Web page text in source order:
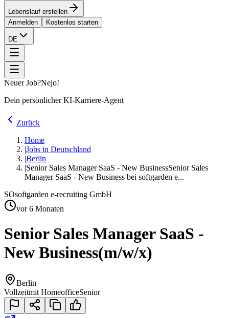
Lebenslauf erstellen
Anmelden
Kostenlos starten
DE
Neuer Job?Nejo!
Dein persönlicher KI-Karriere-Agent
Zurück
Home
|Jobs in Deutschland
|Berlin
|Senior Sales Manager SaaS - New BusinessSenior Sales
Manager SaaS - New Business bei softgarden e...
SOsoftgarden e-recruiting GmbH
vor 6 Monaten
Senior Sales Manager SaaS -
New Business(m/w/x)
Berlin
Vollzeitmit HomeofficeSenior